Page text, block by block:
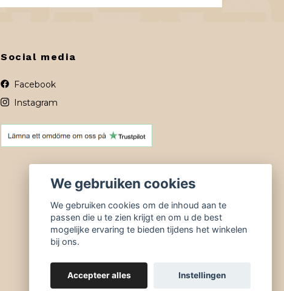
Social media
Facebook
Instagram
We gebruiken cookies
We gebruiken cookies om de inhoud aan te
passen die u te zien krijgt en om u de best
mogelijke ervaring te bieden tijdens het winkelen
bij ons.
Accepteer alles Instellingen